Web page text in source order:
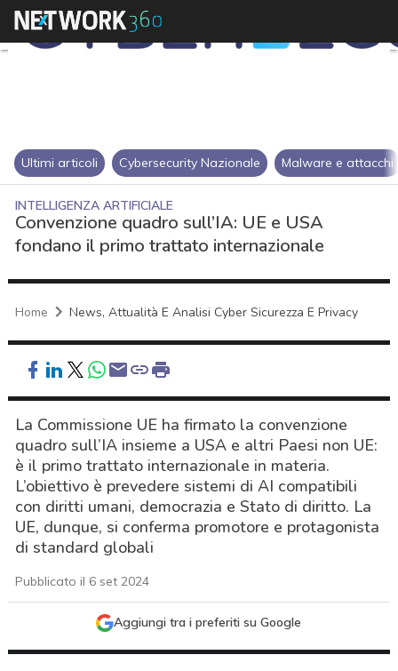
Ultimi articoli Cybersecurity Nazionale Malware e attacchi
INTELLIGENZA ARTIFICIALE
Convenzione quadro sull’IA: UE e USA
fondano il primo trattato internazionale
Home News, Attualità E Analisi Cyber Sicurezza E Privacy
La Commissione UE ha firmato la convenzione
quadro sull’IA insieme a USA e altri Paesi non UE:
è il primo trattato internazionale in materia.
L’obiettivo è prevedere sistemi di AI compatibili
con diritti umani, democrazia e Stato di diritto. La
UE, dunque, si conferma promotore e protagonista
di standard globali
Pubblicato il 6 set 2024
Aggiungi tra i preferiti su Google